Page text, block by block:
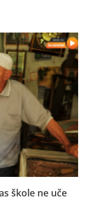
škole ne uče